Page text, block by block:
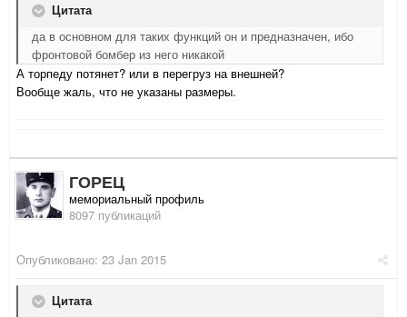
Цитата
да в основном для таких функций он и предназначен, ибо
фронтовой бомбер из него никакой
А торпеду потянет? или в перегруз на внешней?
Вообще жаль, что не указаны размеры.
ГОРЕЦ
мемориальный профиль
8097 публикаций
Опубликовано: 23 Jan 2015
Цитата